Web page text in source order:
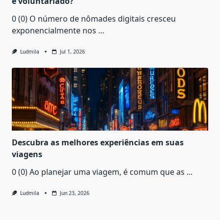
0 (0) O número de nômades digitais cresceu
exponencialmente nos ...
Ludmila Jul 1, 2026
Descubra as melhores experiências em suas
viagens
0 (0) Ao planejar uma viagem, é comum que as ...
Ludmila Jun 23, 2026